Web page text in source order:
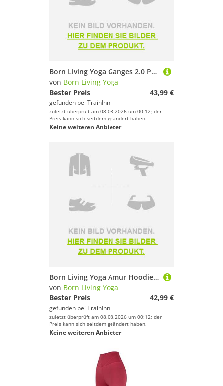
Spaß und Erfolg beim Sportausrüstung!
Born Living Yoga Ganges 2.0 Pants Beige L Mann
von Born Living Yoga
Bester Preis
43,99 €
gefunden bei TrainInn
zuletzt überprüft am 08.08.2026 um 00:12; der
Preis kann sich seitdem geändert haben.
Keine weiteren Anbieter
Born Living Yoga Amur Hoodie Blau L Mann
von Born Living Yoga
Bester Preis
42,99 €
gefunden bei TrainInn
zuletzt überprüft am 08.08.2026 um 00:12; der
Preis kann sich seitdem geändert haben.
Keine weiteren Anbieter